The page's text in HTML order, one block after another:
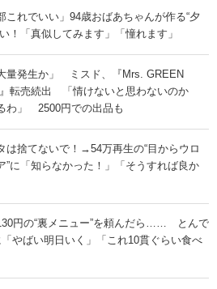
これでいい」94歳おばあちゃんが作る“夕
！「真似してみます」「憧れます」
量発生か」 ミスド、『Mrs. GREEN
転売続出 「情けないと思わないのか
わ」 2500円での出品も
は捨てないで！→54万再生の“目からウロ
”に「知らなかった！」「そうすれば良か
円の“裏メニュー”を頼んだら…… とんで
やばい明日いく」「これ10貫ぐらい食べ